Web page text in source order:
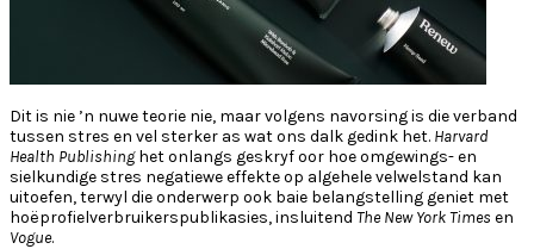
Dit is nie ’n nuwe teorie nie, maar volgens navorsing is die verband
tussen stres en vel sterker as wat ons dalk gedink het. Harvard
Health Publishinghet onlangs geskryf oor hoe omgewings- en
sielkundige stres negatiewe effekte op algehele velwelstand kan
uitoefen, terwyl die onderwerp ook baie belangstelling geniet met
hoëprofielverbruikerspublikasies, insluitend The New York Times en
Vogue.